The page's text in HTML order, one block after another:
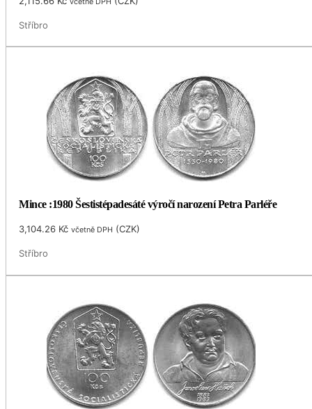
Stříbro
Mince :1980 Šestistépadesáté výročí narození Petra Parléře
3,104.26 Kč včetně DPH (CZK)
Stříbro